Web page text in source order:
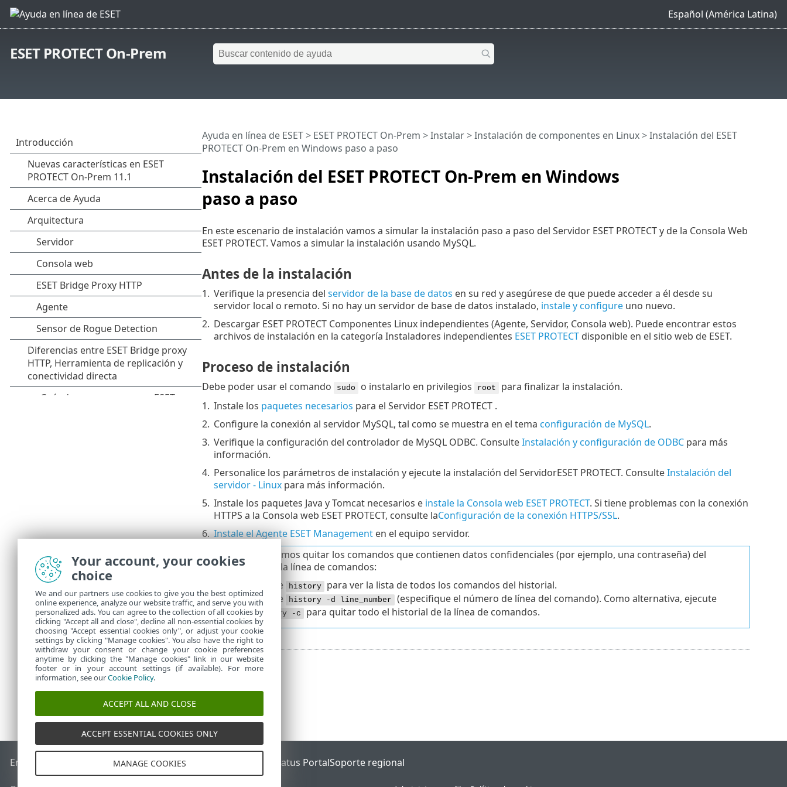
Español (América Latina)
ESET PROTECT On-Prem
Instalación del ESET PROTECT On-Prem en Windows
paso a paso
Ayuda en línea de ESET> ESET PROTECT On-Prem >Instalar>Instalación de componentes en Linux> Instalación del ESET
PROTECT On-Prem en Windows paso a paso
En este escenario de instalación vamos a simular la instalación paso a paso del Servidor ESET PROTECT y de la Consola Web
ESET PROTECT. Vamos a simular la instalación usando MySQL.
Antes de la instalación
1. Verifique la presencia del servidor de la base de datos en su red y asegúrese de que puede acceder a él desde su
servidor local o remoto. Si no hay un servidor de base de datos instalado, instale y configureuno nuevo.
2. Descargar ESET PROTECT Componentes Linux independientes (Agente, Servidor, Consola web). Puede encontrar estos
archivos de instalación en la categoría Instaladores independientes ESET PROTECT disponible en el sitio web de ESET.
Proceso de instalación
Debe poder usar el comando sudo o instalarlo en privilegios root
para finalizar la instalación.
1. Instale los paquetes necesarios para el Servidor ESET PROTECT .
2. Configure la conexión al servidor MySQL, tal como se muestra en el tema configuración de MySQL.
3. Verifique la configuración del controlador de MySQL ODBC. ConsulteInstalación y configuración de ODBCpara más
información.
4. Personalice los parámetros de instalación y ejecute la instalación del ServidorESET PROTECT. ConsulteInstalación del
servidor - Linuxpara más información.
5. Instale los paquetes Java y Tomcat necesarios e instale la Consola web ESET PROTECT. Si tiene problemas con la conexión
HTTPS a la Consola web ESET PROTECT, consulte laConfiguración de la conexión HTTPS/SSL.
6. Instale el Agente ESET Management en el equipo servidor.
Recomendamos quitar los comandos que contienen datos confidenciales (por ejemplo, una contraseña) del
historial de la línea de comandos:
Ejecute history para ver la lista de todos los comandos del historial.
2. Ejecute history -d line_number (especifique el número de línea del comando). Como alternativa, ejecute
history -c para quitar todo el historial de la línea de comandos.
End of Life Base de conocimiento de ESET ESET Status PortalSoporte regional
Your account, your cookies
choice
We and our partners use cookies to give you the best optimized
online experience, analyze our website traffic, and serve you with
personalized ads. You can agree to the collection of all cookies by
clicking "Accept all and close", decline all non-essential cookies by
choosing "Accept essential cookies only", or adjust your cookie
settings by clicking "Manage cookies". You also have the right to
withdraw your consent or change your cookie preferences
anytime by clicking the "Manage cookies" link in our website
footer or in your account settings (if available). For more
information, see ourCookie Policy.
ACCEPT ALL AND CLOSE
ACCEPT ESSENTIAL COOKIES ONLY
MANAGE COOKIES